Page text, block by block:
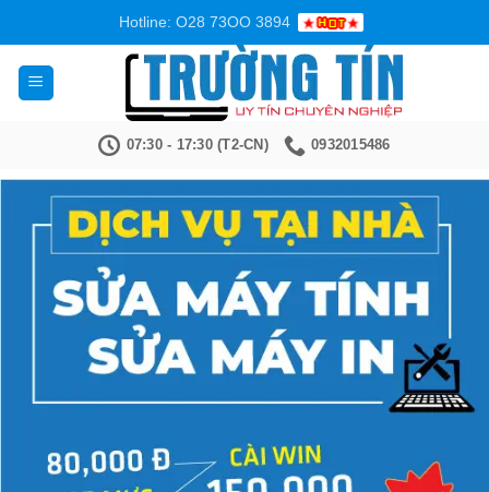
nội
dung
Hotline: O28 73OO 3894
07:30 - 17:30 (T2-CN) 0932015486